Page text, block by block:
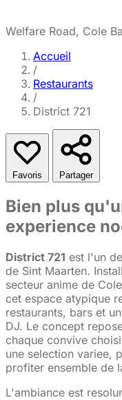
Welfare Road, Cole
Accueil
/
Restaurants
/
District 721
Favoris Partager
Bien plus
experience
District 721 est l'un
de Sint Maarten.
secteur anime de
cet espace atypique
restaurants, bars et
DJ. Le concept
chaque convive
une selection variee,
profiter ensemble de
L'ambiance est